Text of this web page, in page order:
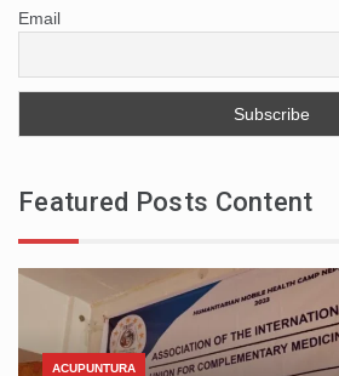
Email
Featured Posts Content
ACUPUNTURA